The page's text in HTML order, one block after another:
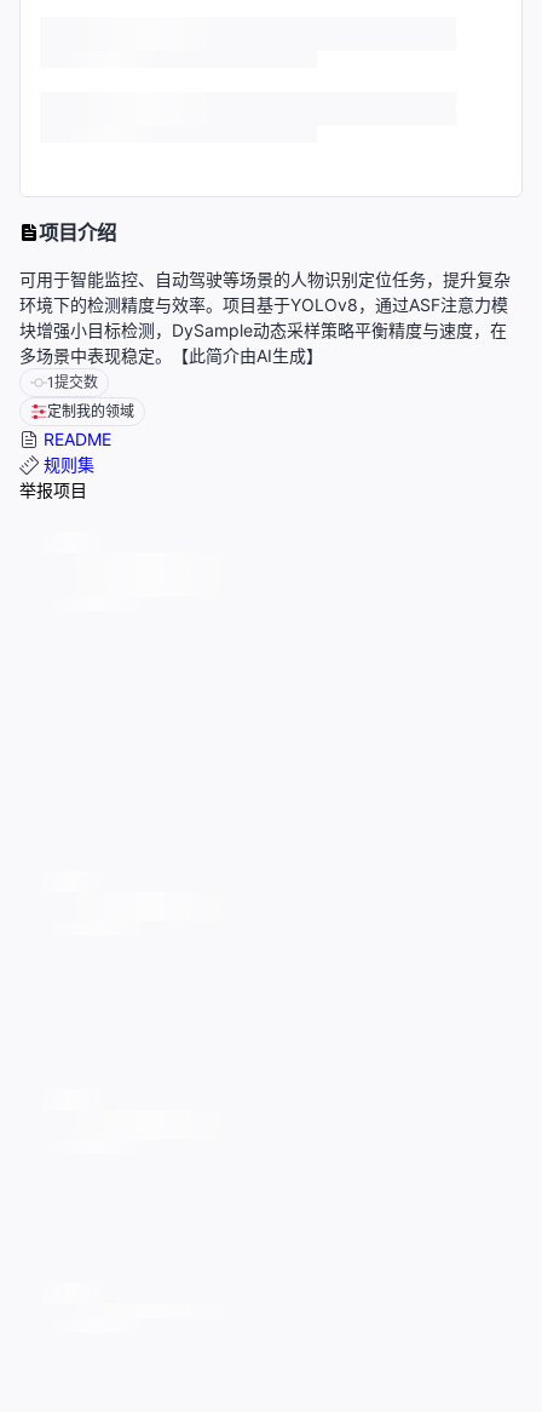
项目介绍
可用于智能监控、自动驾驶等场景的人物识别定位任务，提升复杂
环境下的检测精度与效率。项目基于YOLOv8，通过ASF注意力模
块增强小目标检测，DySample动态采样策略平衡精度与速度，在
多场景中表现稳定。【此简介由AI生成】
1提交数
定制我的领域
README
规则集
举报项目